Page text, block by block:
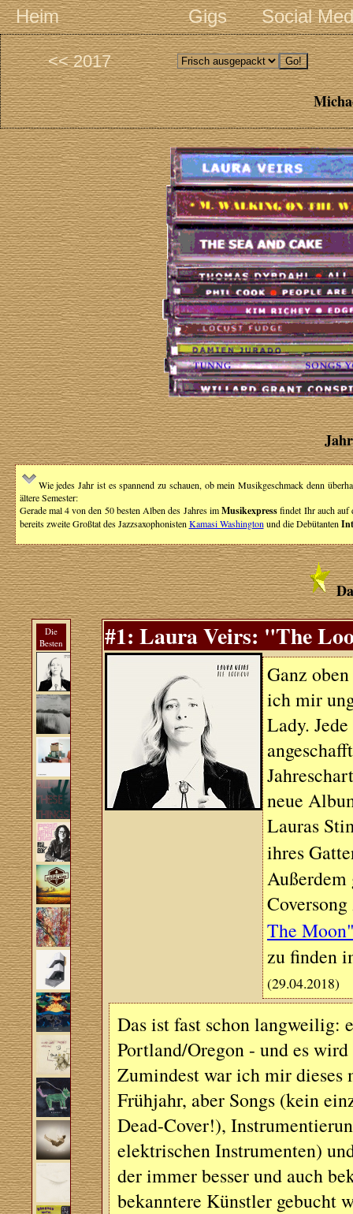
Heim Gigs Social
<< 2017
Wie jedes Jahr ist es spannend zu schauen, ob mein Musikgeschmack denn
ältere Semester:
Gerade mal 4 von den 50 besten Alben des Jahres imMusikexpressfindet Ihr auch auf
bereits zweite Großtat des Jazzsaxophonisten Kamasi Washington und die Debütanten
Die
Besten
#1: Laura Veirs: "The
Ganz
ich mir
Lady.
neue
Lauras
ihres
Außerdem
The
zu finden
(29.04.2018)
Das ist fast schon langweilig:
Portland/Oregon - und es
Zumindest war ich mir dieses
Frühjahr, aber Songs (kein
Dead-Cover!),
elektrischen Instrumenten)
der immer besser und auch
bekanntere Künstler gebucht